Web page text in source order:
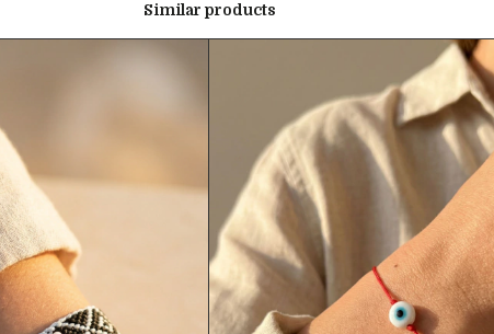
Similar products